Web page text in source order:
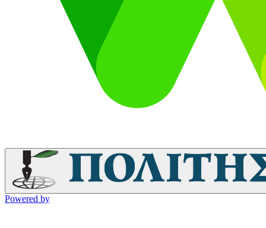
Powered by